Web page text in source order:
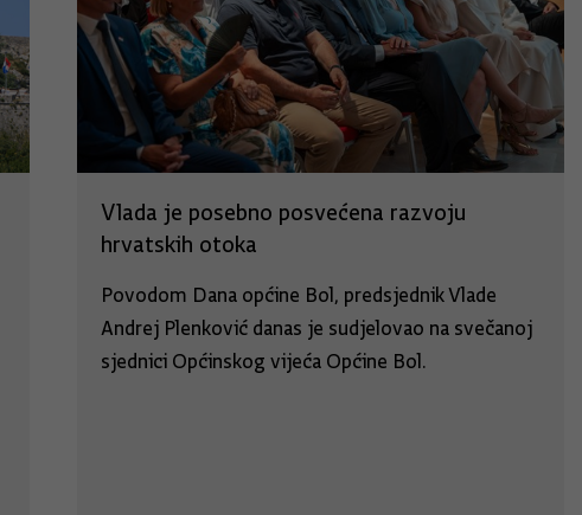
Vlada je posebno posvećena razvoju
hrvatskih otoka
Povodom Dana općine Bol, predsjednik Vlade
Andrej Plenković danas je sudjelovao na svečanoj
sjednici Općinskog vijeća Općine Bol.